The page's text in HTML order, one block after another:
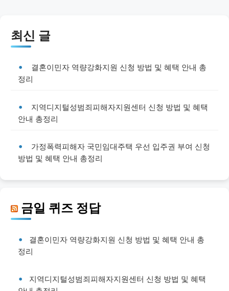
최신 글
결혼이민자 역량강화지원 신청 방법 및 혜택 안내 총
정리
지역디지털성범죄피해자지원센터 신청 방법 및 혜택
안내 총정리
가정폭력피해자 국민임대주택 우선 입주권 부여 신청
방법 및 혜택 안내 총정리
금일 퀴즈 정답
결혼이민자 역량강화지원 신청 방법 및 혜택 안내 총
정리
지역디지털성범죄피해자지원센터 신청 방법 및 혜택